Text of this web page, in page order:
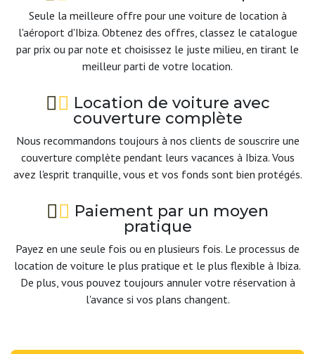
Seule la meilleure offre pour une voiture de location à
l'aéroport d'Ibiza. Obtenez des offres, classez le catalogue
par prix ou par note et choisissez le juste milieu, en tirant le
meilleur parti de votre location.
Location de voiture avec
couverture complète
Nous recommandons toujours à nos clients de souscrire une
couverture complète pendant leurs vacances à Ibiza. Vous
avez l'esprit tranquille, vous et vos fonds sont bien protégés.
Paiement par un moyen
pratique
Payez en une seule fois ou en plusieurs fois. Le processus de
location de voiture le plus pratique et le plus flexible à Ibiza.
De plus, vous pouvez toujours annuler votre réservation à
l'avance si vos plans changent.